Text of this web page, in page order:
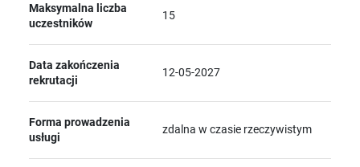
Maksymalna liczba
uczestników
15
Data zakończenia
rekrutacji
12-05-2027
Forma prowadzenia
usługi
zdalna w czasie rzeczywistym